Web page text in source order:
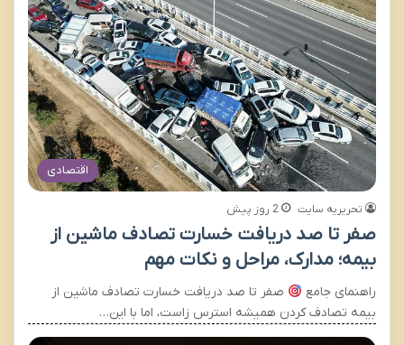
اقتصادی
تحریریه سایت 2 روز پیش
صفر تا صد دریافت خسارت تصادف ماشین از
بیمه؛ مدارک، مراحل و نکات مهم
راهنمای جامع
صفر تا صد دریافت خسارت تصادف ماشین از
بیمه تصادف کردن همیشه استرس زاست، اما با این…